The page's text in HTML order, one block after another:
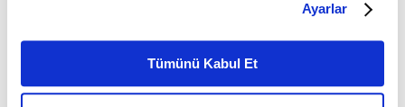
belirleyebilirsiniz. Çerezlere ilişkin detaylı bilgi için
Ayarlar butonuna tıklayabilir,Çerez Bilgilendirme
Metnimizi ziyaret edebilirsiniz.
6698 sayılı Kişisel Verilerin Korunması Kanunu uyarınca
Ayarlar
Tümünü Kabul Et